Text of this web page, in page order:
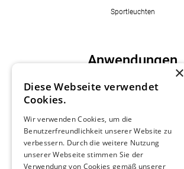
Sportleuchten
Anwendungen
Industriebereiche
Sportbereiche
Informationen
×
Diese Webseite verwendet
Cookies.
Wir verwenden Cookies, um die
Benutzerfreundlichkeit unserer Website zu
verbessern. Durch die weitere Nutzung
unserer Webseite stimmen Sie der
Verwendung von Cookies gemäß unserer